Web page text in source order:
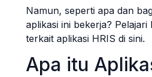
Namun, seperti apa dan
aplikasi ini bekerja? Pelajari
terkait aplikasi HRIS di sini.
Apa itu